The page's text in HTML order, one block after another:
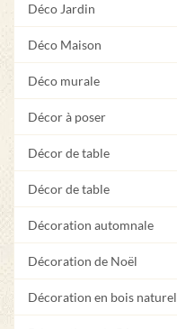
Déco Jardin
Déco Maison
Déco murale
Décor à poser
Décor de table
Décor de table
Décoration automnale
Décoration de Noël
Décoration en bois naturel